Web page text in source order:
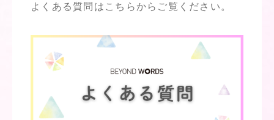
よくある質問はこちらからご覧ください。